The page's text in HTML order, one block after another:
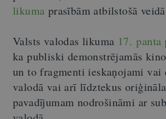
likuma prasībām atbilstošā
Valsts valodas likuma 17. panta
ka publiski demonstrējamās
un to fragmenti ieskaņojami vai
valodā vai arī līdztekus
pavadījumam nodrošināmi ar